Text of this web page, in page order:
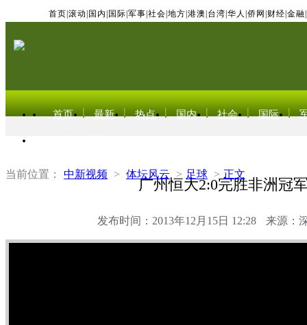
首页 滚动 国内 国际 军事 社会 地方 港澳 台湾 华人 侨网 财经 金融
首页 最新 热点 国内 社会 国际
当前位置： 中新视频 > 体坛风云 > 足球 > 正文
广州恒大2:0完胜非洲冠
发布时间：2013年12月15日 12:28 来源：